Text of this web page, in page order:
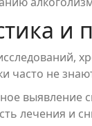
и
часто не
выявление
лечения и